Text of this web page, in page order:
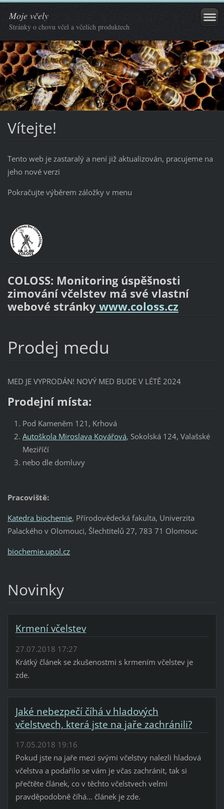
Moje včely
Stránky o chovu včel a včelích produktech
Vítejte!
Tento web je zastaralý a není již aktualizován, pracujeme na
jeho nové verzi
Pokračujte výběrem záložky v menu
COLOSS: Monitoring úspěšnosti
zimování včelstev má své vlastní
webové stránkywww.coloss.cz
Prodej medu
MED JE VYPRODÁN! NOVÝ MED BUDE V LÉTĚ 2024
Prodejní místa:
Pod Kameněm 121, Krhová
Autoškola Miroslava Kovářová, Sokolská 124, Valašské
Meziříčí
nebo dle domluvy
Pracoviště:
Katedra biochemie, Přírodovědecká fakulta, Univerzita
Palackého v Olomouci, Šlechtitelů 27, 783 71 Olomouc
biochemie.upol.cz
Novinky
Krmení včelstev
27.07.2018 17:27
Krátký článek se zkušenostmi s krmením včelstev je
zde.
Jaké nebezpečí číhá v hladových
včelstvech, která jste na jaře zachránili?
17.05.2018 19:16
Pokud jste na jaře mezi svými včelstvy nalezli hladová
včelstva a podařilo se vám je včas zachránit, tak si
přečtěte článek, co v těchto včelstvech velmi
pravděpodobně číhá... článek je zde.